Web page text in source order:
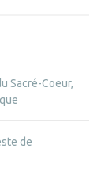
Sacré-Coeur,
de